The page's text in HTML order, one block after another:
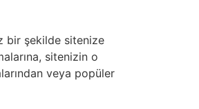
bir şekilde sitenize
sitenizin o
veya popüler